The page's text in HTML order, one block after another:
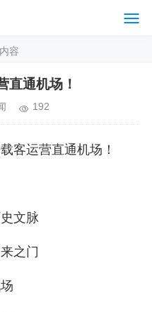
容
直通机场！
192
客运营直通机场！
文脉
之门